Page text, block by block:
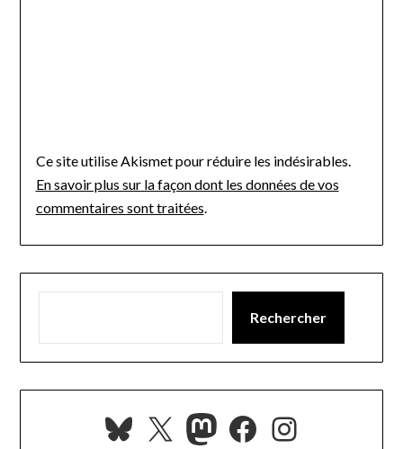
Ce site utilise Akismet pour réduire les indésirables.
En savoir plus sur la façon dont les données de vos
commentaires sont traitées
Rechercher
Bluesky
X Mastodon
Facebook